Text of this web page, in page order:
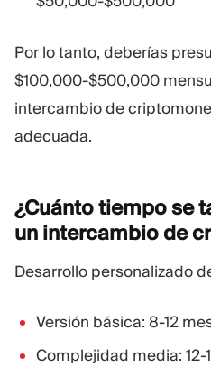
Por lo tanto, deberías
$100,000-$500,000
intercambio de
adecuada.
¿Cuánto tiempo se
un intercambio de
Desarrollo personalizado
Versión básica: 8-12
Complejidad media: 12-